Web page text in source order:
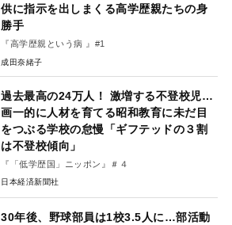
供に指示を出しまくる高学歴親たちの身
勝手
『高学歴親という病 』#1
成田奈緒子
過去最高の24万人！ 激増する不登校児…
画一的に人材を育てる昭和教育に未だ目
をつぶる学校の怠慢「ギフテッドの３割
は不登校傾向」
『「低学歴国」ニッポン』＃４
日本経済新聞社
30年後、野球部員は1校3.5人に…部活動